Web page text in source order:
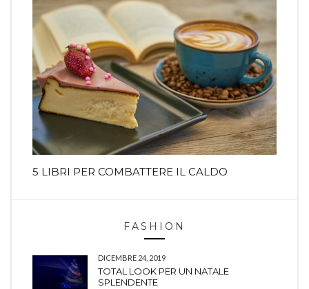
5 LIBRI PER COMBATTERE IL CALDO
FASHION
DICEMBRE 24, 2019
TOTAL LOOK PER UN NATALE
SPLENDENTE